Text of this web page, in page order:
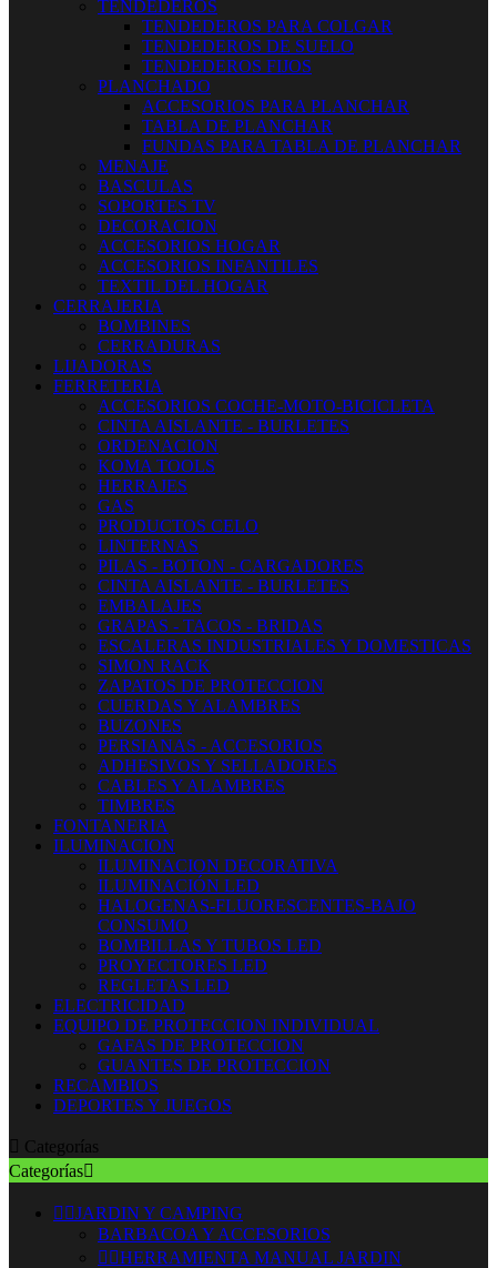
TENDEDEROS
TENDEDEROS PARA COLGAR
TENDEDEROS DE SUELO
TENDEDEROS FIJOS
PLANCHADO
ACCESORIOS PARA PLANCHAR
TABLA DE PLANCHAR
FUNDAS PARA TABLA DE PLANCHAR
MENAJE
BASCULAS
SOPORTES TV
DECORACION
ACCESORIOS HOGAR
ACCESORIOS INFANTILES
TEXTIL DEL HOGAR
CERRAJERIA
BOMBINES
CERRADURAS
LIJADORAS
FERRETERIA
ACCESORIOS COCHE-MOTO-BICICLETA
CINTA AISLANTE - BURLETES
ORDENACION
KOMA TOOLS
HERRAJES
GAS
PRODUCTOS CELO
LINTERNAS
PILAS - BOTON - CARGADORES
CINTA AISLANTE - BURLETES
EMBALAJES
GRAPAS - TACOS - BRIDAS
ESCALERAS INDUSTRIALES Y DOMESTICAS
SIMON RACK
ZAPATOS DE PROTECCION
CUERDAS Y ALAMBRES
BUZONES
PERSIANAS - ACCESORIOS
ADHESIVOS Y SELLADORES
CABLES Y ALAMBRES
TIMBRES
FONTANERIA
ILUMINACION
ILUMINACION DECORATIVA
ILUMINACIÓN LED
HALOGENAS-FLUORESCENTES-BAJO
CONSUMO
BOMBILLAS Y TUBOS LED
PROYECTORES LED
REGLETAS LED
ELECTRICIDAD
EQUIPO DE PROTECCION INDIVIDUAL
GAFAS DE PROTECCION
GUANTES DE PROTECCION
RECAMBIOS
DEPORTES Y JUEGOS
 Categorías
Categorías
 JARDIN Y CAMPING
BARBACOA Y ACCESORIOS
 HERRAMIENTA MANUAL JARDIN